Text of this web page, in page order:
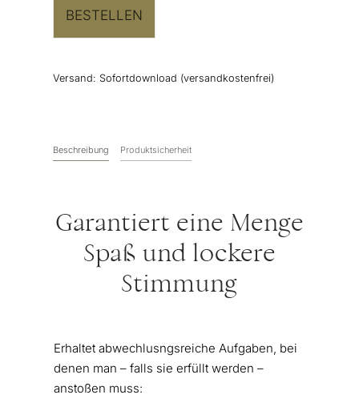
BESTELLEN
Versand: Sofortdownload (versandkostenfrei)
Beschreibung Produktsicherheit
Garantiert eine Menge
Spaß und lockere
Stimmung
Erhaltet abwechlusngsreiche Aufgaben, bei
denen man – falls sie erfüllt werden –
anstoßen muss: